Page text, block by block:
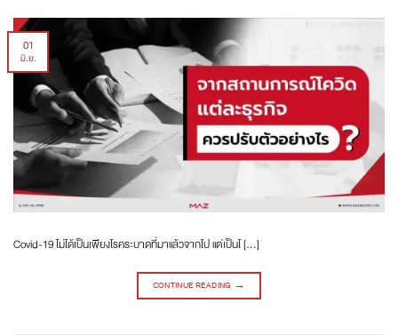
01
มิ.ย.
Covid-19 ไม่ได้เป็นเพียงโรคระบาดที่มาแล้วจากไป แต่เป็นโ […]
CONTINUE READING →